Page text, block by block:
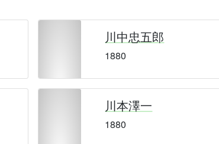
川中忠五郎
1880
川本澤一
1880